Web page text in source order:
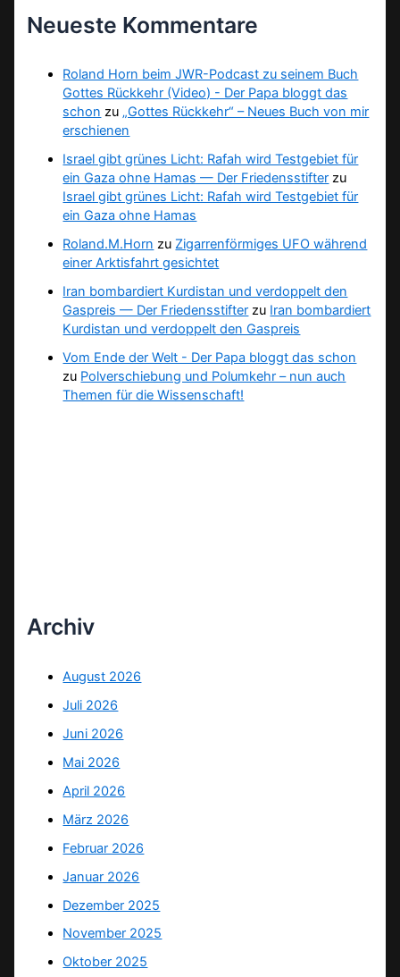
Neueste Kommentare
Roland Horn beim JWR-Podcast zu seinem Buch
Gottes Rückkehr (Video) - Der Papa bloggt das
schon zu „Gottes Rückkehr“ – Neues Buch von mir
erschienen
Israel gibt grünes Licht: Rafah wird Testgebiet für
ein Gaza ohne Hamas — Der Friedensstifter zu
Israel gibt grünes Licht: Rafah wird Testgebiet für
ein Gaza ohne Hamas
Roland.M.Horn zu Zigarrenförmiges UFO während
einer Arktisfahrt gesichtet
Iran bombardiert Kurdistan und verdoppelt den
Gaspreis — Der Friedensstifter zu Iran bombardiert
Kurdistan und verdoppelt den Gaspreis
Vom Ende der Welt - Der Papa bloggt das schon
zu Polverschiebung und Polumkehr – nun auch
Themen für die Wissenschaft!
Archiv
August 2026
Juli 2026
Juni 2026
Mai 2026
April 2026
März 2026
Februar 2026
Januar 2026
Dezember 2025
November 2025
Oktober 2025